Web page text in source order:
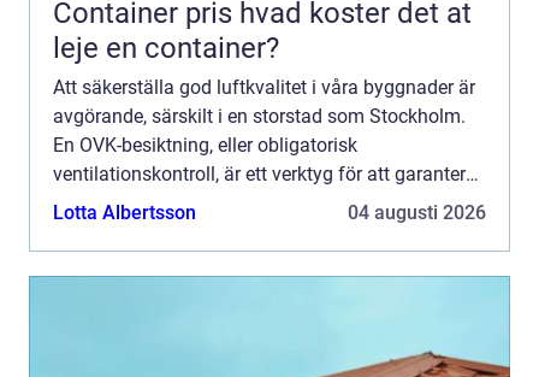
Container pris hvad koster det at
leje en container?
Att säkerställa god luftkvalitet i våra byggnader är
avgörande, särskilt i en storstad som Stockholm.
En OVK-besiktning, eller obligatorisk
ventilationskontroll, är ett verktyg för att garantera
att ventilatio...
Lotta Albertsson 04 augusti 2026